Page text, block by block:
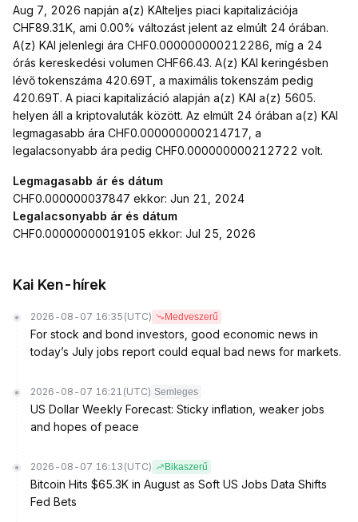
Aug 7, 2026 napján a(z) KAIteljes piaci kapitalizációja
CHF89.31K, ami 0.00% változást jelent az elmúlt 24 órában.
A(z) KAI jelenlegi ára CHF0.000000000212286, míg a 24
órás kereskedési volumen CHF66.43. A(z) KAI keringésben
lévő tokenszáma 420.69T, a maximális tokenszám pedig
420.69T. A piaci kapitalizáció alapján a(z) KAI a(z) 5605.
helyen áll a kriptovaluták között. Az elmúlt 24 órában a(z) KAI
legmagasabb ára CHF0.000000000214717, a
legalacsonyabb ára pedig CHF0.000000000212722 volt.
Legmagasabb ár és dátum
CHF0.000000037847 ekkor: Jun 21, 2024
Legalacsonyabb ár és dátum
CHF0.00000000019105 ekkor: Jul 25, 2026
Kai Ken-hírek
2026-08-07 16:35 (UTC) Medveszerű
For stock and bond investors, good economic news in
today’s July jobs report could equal bad news for markets.
2026-08-07 16:21 (UTC) Semleges
US Dollar Weekly Forecast: Sticky inflation, weaker jobs
and hopes of peace
2026-08-07 16:13 (UTC) Bikaszerű
Bitcoin Hits $65.3K in August as Soft US Jobs Data Shifts
Fed Bets